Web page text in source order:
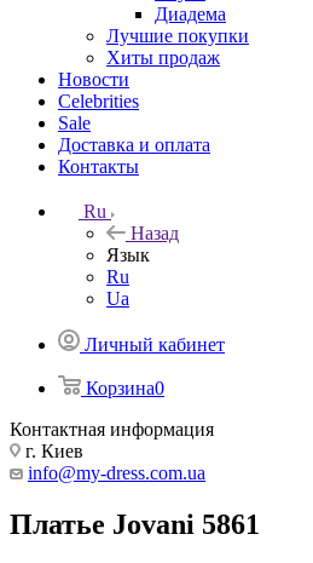
Диадема
Лучшие покупки
Хиты продаж
Новости
Celebrities
Sale
Доставка и оплата
Контакты
Ru
Назад
Язык
Ru
Ua
Личный кабинет
Корзина0
Контактная информация
г. Киев
info@my-dress.com.ua
Платье Jovani 5861